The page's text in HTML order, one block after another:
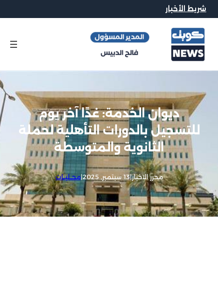
شريط الأخبار
ديوان الخدمة: غدًا آخر يوم
للتسجيل بالدورات التأهلية لحملة
الثانوية والمتوسطة
محرر الاخبار|13 سبتمبر, 2025 |محــليــات